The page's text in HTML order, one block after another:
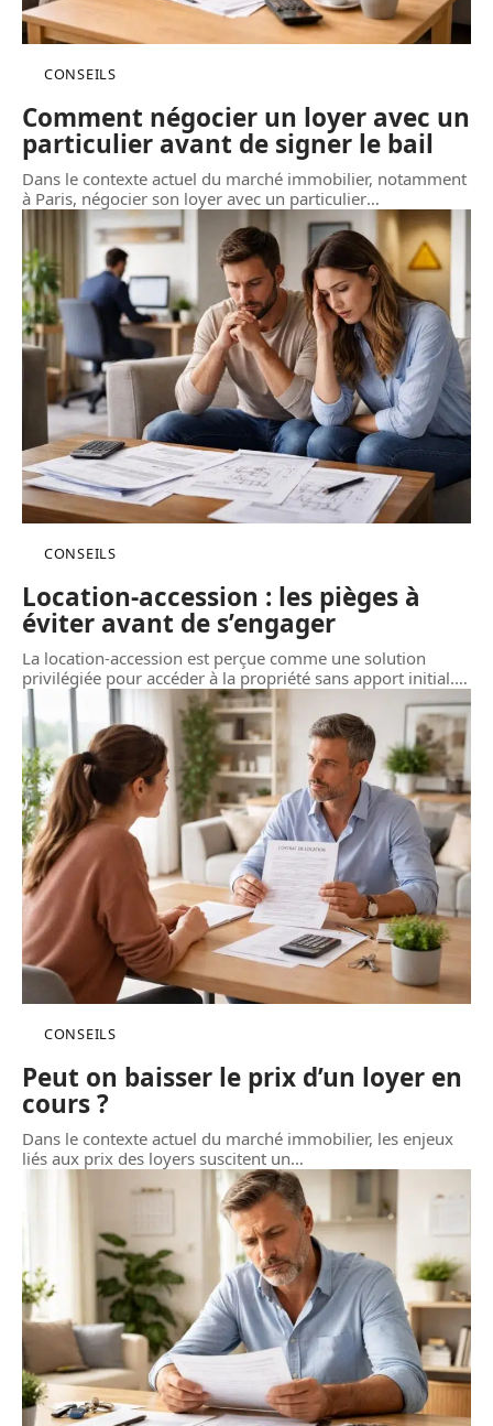
CONSEILS
Comment négocier un loyer avec un
particulier avant de signer le bail
Dans le contexte actuel du marché immobilier, notamment
à Paris, négocier son loyer avec un particulier…
CONSEILS
Location-accession : les pièges à
éviter avant de s’engager
La location-accession est perçue comme une solution
privilégiée pour accéder à la propriété sans apport initial.…
CONSEILS
Peut on baisser le prix d’un loyer en
cours ?
Dans le contexte actuel du marché immobilier, les enjeux
liés aux prix des loyers suscitent un…